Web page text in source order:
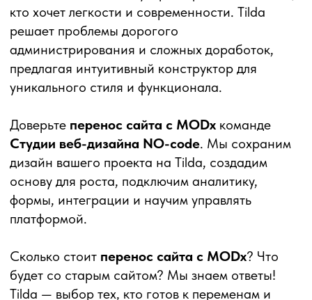
Заполните форму ниже
и получите бесплатную
консультацию
Нажимая на кнопку «Получить» вы соглашаетесь на
обработку персональных данных
+7
ПОЛУЧИТЬ КОНСУЛЬТАЦИЮ